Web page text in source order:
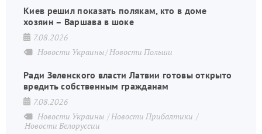
Киев решил показать полякам, кто в доме
хозяин – Варшава в шоке
7.08.2026
Новости Украины Новости Польши
Ради Зеленского власти Латвии готовы открыто
вредить собственным гражданам
7.08.2026
Новости Украины
Новости Прибалтики
Новости Белоруссии